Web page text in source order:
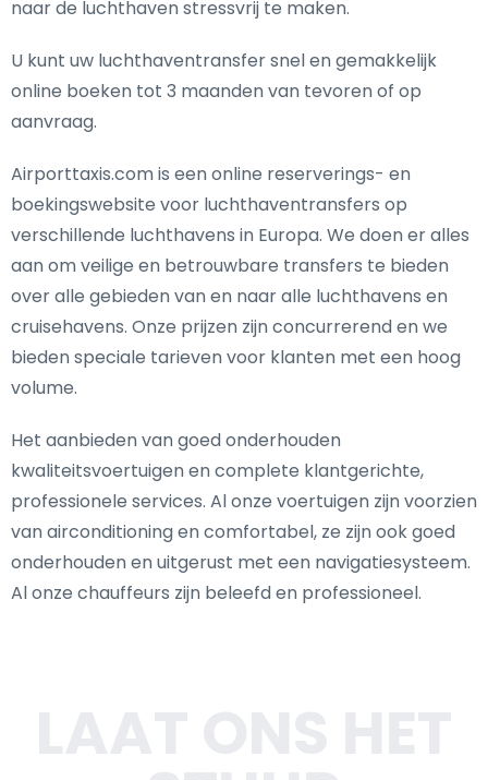
naar de luchthaven stressvrij te maken.
U kunt uw luchthaventransfer snel en gemakkelijk
online boeken tot 3 maanden van tevoren of op
aanvraag.
Airporttaxis.com is een online reserverings- en
boekingswebsite voor luchthaventransfers op
verschillende luchthavens in Europa. We doen er alles
aan om veilige en betrouwbare transfers te bieden
over alle gebieden van en naar alle luchthavens en
cruisehavens. Onze prijzen zijn concurrerend en we
bieden speciale tarieven voor klanten met een hoog
volume.
Het aanbieden van goed onderhouden
kwaliteitsvoertuigen en complete klantgerichte,
professionele services. Al onze voertuigen zijn voorzien
van airconditioning en comfortabel, ze zijn ook goed
onderhouden en uitgerust met een navigatiesysteem.
Al onze chauffeurs zijn beleefd en professioneel.